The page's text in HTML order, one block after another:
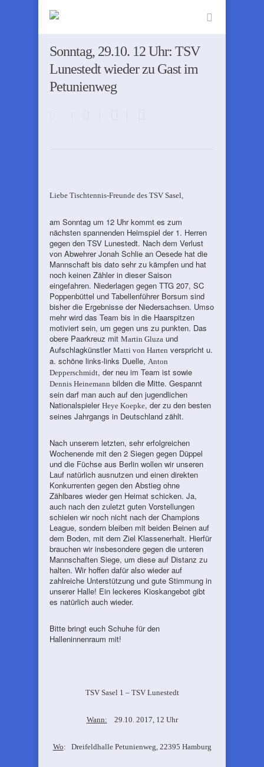
Sonntag, 29.10. 12 Uhr: TSV
Lunestedt wieder zu Gast im
Petunienweg
Liebe Tischtennis-Freunde des TSV Sasel,
am Sonntag um 12 Uhr kommt es zum
nächsten spannenden Heimspiel der 1. Herren
gegen den TSV Lunestedt. Nach dem Verlust
von Abwehrer Jonah Schlie an Oesede hat die
Mannschaft bis dato sehr zu kämpfen und hat
noch keinen Zähler in dieser Saison
eingefahren. Niederlagen gegen TTG 207, SC
Poppenbüttel und Tabellenführer Borsum sind
bisher die Ergebnisse der Niedersachsen. Umso
mehr wird das Team bis in die Haarspitzen
motiviert sein, um gegen uns zu punkten. Das
obere Paarkreuz mit Martin Gluza und
Aufschlagkünstler Matti von Harten verspricht u.
a. schöne links-links Duelle, Anton
Depperschmidt, der neu im Team ist sowie
Dennis Heinemann bilden die Mitte. Gespannt
sein darf man auch auf den jugendlichen
Nationalspieler Heye Koepke, der zu den besten
seines Jahrgangs in Deutschland zählt.
Nach unserem letzten, sehr erfolgreichen
Wochenende mit den 2 Siegen gegen Düppel
und die Füchse aus Berlin wollen wir unseren
Lauf natürlich ausnutzen und einen direkten
Konkurrenten gegen den Abstieg ohne
Zählbares wieder gen Heimat schicken. Ja,
auch nach den zuletzt guten Vorstellungen
schielen wir noch nicht nach der Champions
League, sondern bleiben mit beiden Beinen auf
dem Boden, mit dem Ziel Klassenerhalt. Hierfür
brauchen wir insbesondere gegen die unteren
Mannschaften Siege, um diese auf Distanz zu
halten. Wir hoffen dafür also wieder auf
zahlreiche Unterstützung und gute Stimmung in
unserer Halle! Ein leckeres Kioskangebot gibt
es natürlich auch wieder.
Bitte bringt euch Schuhe für den
Halleninnenraum mit!
TSV Sasel 1 – TSV Lunestedt
Wann: 29.10. 2017, 12 Uhr
Wo: Dreifeldhalle Petunienweg, 22395 Hamburg